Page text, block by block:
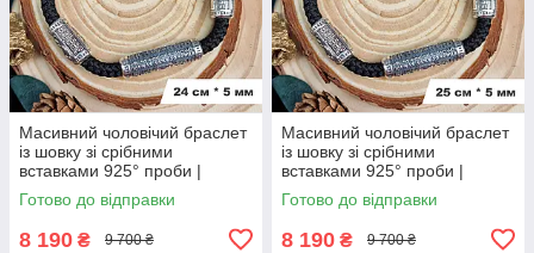
Масивний чоловічий браслет
із шовку зі срібними
вставками 925° проби |
Срібний браслет
Готово до відправки
8 190 ₴ 9 700 ₴
Масивний чоловічий браслет
із шовку зі срібними
вставками 925° проби |
Срібний браслет
Готово до відправки
8 190 ₴ 9 700 ₴